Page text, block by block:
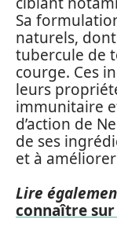
Sa
naturels,
tubercule de
courge. Ces
leurs
immunitaire
d’action de
de ses
et à
Lire
connaître sur